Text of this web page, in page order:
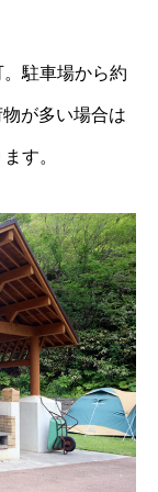
駐車場から約
が多い場合は
す。